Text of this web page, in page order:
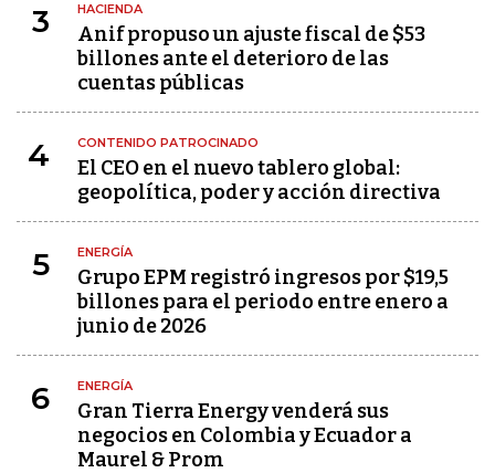
3 HACIENDA
Anif propuso un ajuste fiscal de $53
billones ante el deterioro de las
cuentas públicas
4 CONTENIDO PATROCINADO
El CEO en el nuevo tablero global:
geopolítica, poder y acción directiva
5 ENERGÍA
Grupo EPM registró ingresos por $19,5
billones para el periodo entre enero a
junio de 2026
6 ENERGÍA
Gran Tierra Energy venderá sus
negocios en Colombia y Ecuador a
Maurel & Prom